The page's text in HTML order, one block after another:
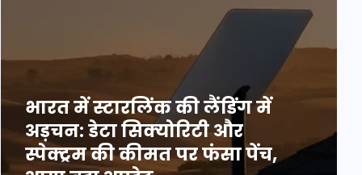
भारत में स्टारलिंक की लैंडिंग में
अड़चन: डेटा सिक्योरिटी और
स्पेक्ट्रम की कीमत पर फंसा पेंच,